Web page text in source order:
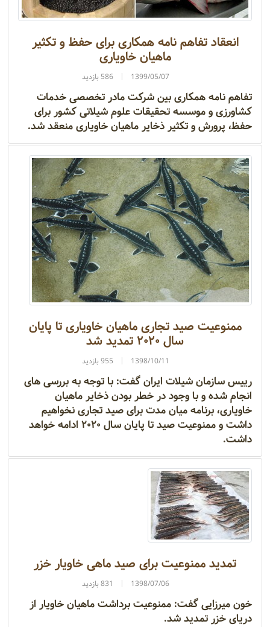
انعقاد تفاهم‌ نامه همکاری برای حفظ و تکثیر
ماهیان خاویاری
1399/05/07 586 بازدید
تفاهم ‌نامه همکاری بین شرکت مادر تخصصی خدمات
کشاورزی و موسسه تحقیقات علوم شیلاتی کشور برای
حفظ، پرورش و تکثیر ذخایر ماهیان خاویاری منعقد شد.
ممنوعیت صید تجاری ماهیان خاویاری تا پایان
سال ۲۰۲۰ تمدید شد
1398/10/11 955 بازدید
رییس سازمان شیلات ایران گفت: با توجه به بررسی‌ های
انجام شده و با وجود در خطر بودن ذخایر ماهیان
خاویاری، برنامه میان مدت برای صید تجاری نخواهیم
داشت و ممنوعیت صید تا پایان سال ۲۰۲۰ ادامه خواهد
داشت.
تمدید ممنوعیت برای صید ماهی خاویار خزر
1398/07/06 831 بازدید
خون میرزایی گفت: ممنوعیت برداشت ماهیان خاویار از
دریای خزر تمدید شد.